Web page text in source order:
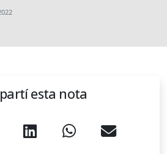
esta nota